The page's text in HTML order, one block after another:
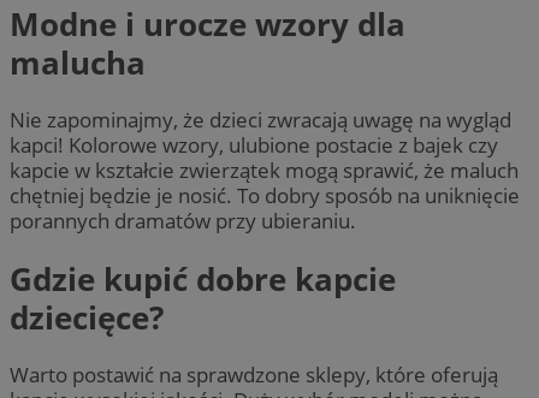
Modne i urocze wzory dla
malucha
Nie zapominajmy, że dzieci zwracają uwagę na wygląd
kapci! Kolorowe wzory, ulubione postacie z bajek czy
kapcie w kształcie zwierzątek mogą sprawić, że maluch
chętniej będzie je nosić. To dobry sposób na uniknięcie
porannych dramatów przy ubieraniu.
Gdzie kupić dobre kapcie
dziecięce?
Warto postawić na sprawdzone sklepy, które oferują